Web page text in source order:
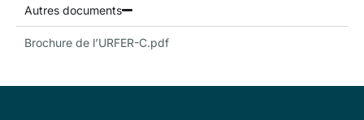
Autres documents
Brochure de l’URFER-C.pdf